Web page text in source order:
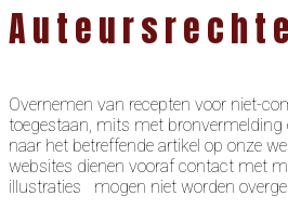
Overnemen van recepten voor niet-
toegestaan, mits met bronvermelding
naar het betreffende artikel op onze
websites dienen vooraf contact met
illustraties mogen niet worden